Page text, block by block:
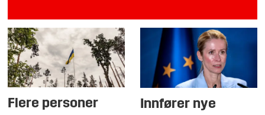
Flere personer
Innfører nye